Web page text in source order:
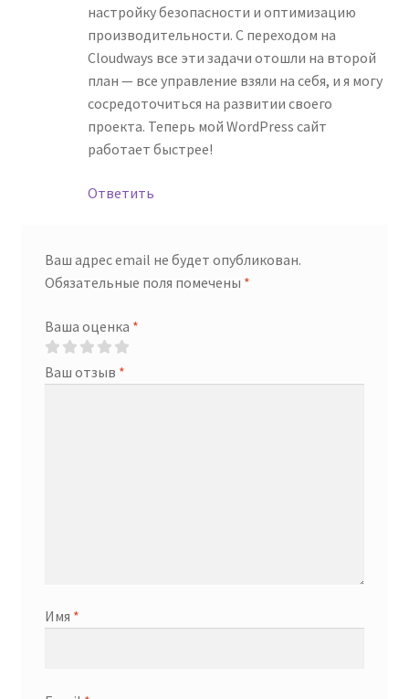
настройку безопасности и оптимизацию
производительности. С переходом на
Cloudways все эти задачи отошли на второй
план — все управление взяли на себя, и я могу
сосредоточиться на развитии своего
проекта. Теперь мой WordPress сайт
работает быстрее!
Ответить
Ваш адрес email не будет опубликован.
Обязательные поля помечены *
Ваша оценка *
Ваш отзыв *
Имя *